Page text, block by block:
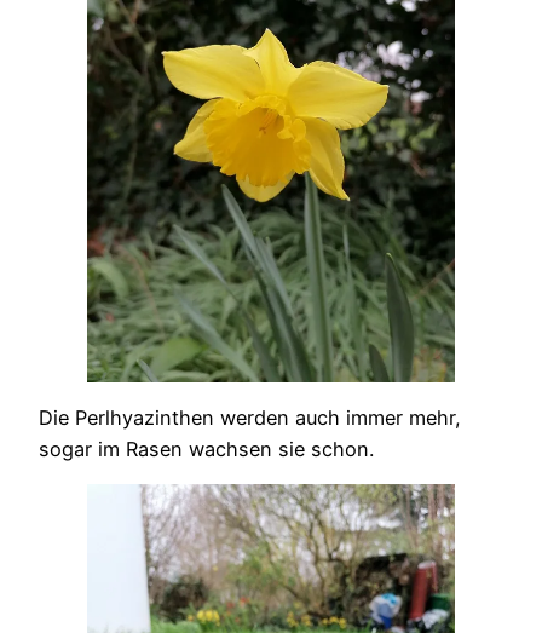
Die Perlhyazinthen werden auch immer mehr,
sogar im Rasen wachsen sie schon.